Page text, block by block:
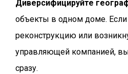
Диверсифицируйте
объекты в одном доме.
реконструкцию или
управляющей компанией,
сразу.